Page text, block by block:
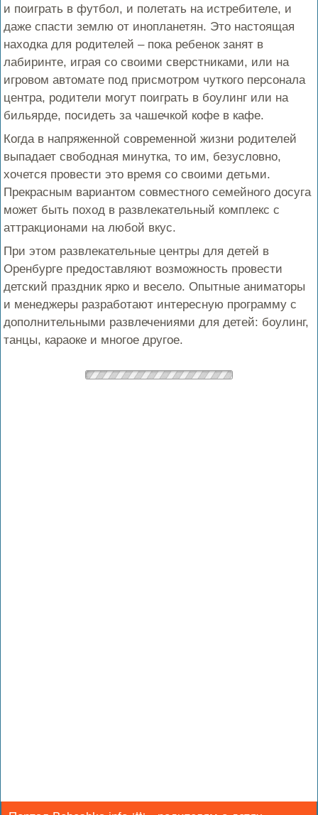
и поиграть в футбол, и полетать на истребителе, и
даже спасти землю от инопланетян. Это настоящая
находка для родителей – пока ребенок занят в
лабиринте, играя со своими сверстниками, или на
игровом автомате под присмотром чуткого персонала
центра, родители могут поиграть в боулинг или на
бильярде, посидеть за чашечкой кофе в кафе.
Когда в напряженной современной жизни родителей
выпадает свободная минутка, то им, безусловно,
хочется провести это время со своими детьми.
Прекрасным вариантом совместного семейного досуга
может быть поход в развлекательный комплекс с
аттракционами на любой вкус.
При этом развлекательные центры для детей в
Оренбурге предоставляют возможность провести
детский праздник ярко и весело. Опытные аниматоры
и менеджеры разработают интересную программу с
дополнительными развлечениями для детей: боулинг,
танцы, караоке и многое другое.